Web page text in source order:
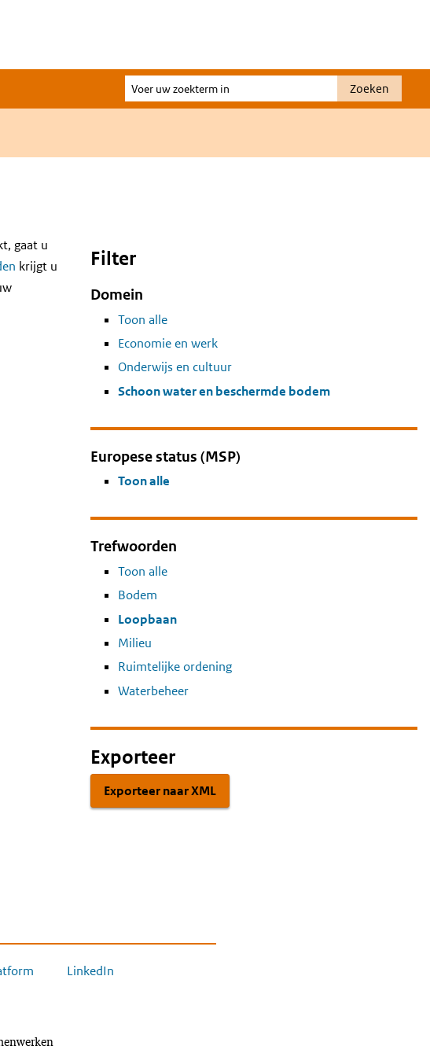
Voer
uw
Zoeken
gaat u
krijgt u
Filter
Domein
Toon alle
Economie en werk
Onderwijs en cultuur
Schoon water en beschermde bodem
Europese status (MSP)
Toon alle
Trefwoorden
Toon alle
Bodem
Loopbaan
Milieu
Ruimtelijke ordening
Waterbeheer
Exporteer
Exporteer naar XML
LinkedIn